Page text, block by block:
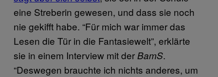
eine Streberin gewesen, und dass sie noch
nie gekifft habe. “Für mich war immer das
Lesen die Tür in die Fantasiewelt”, erklärte
sie in einem Interview mit der BamS.
“Deswegen brauchte ich nichts anderes, um